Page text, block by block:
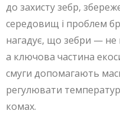
до захисту зебр,
середовищ і проблем
нагадує, що зебри — не
а ключова частина
смуги допомагають
регулювати
комах.